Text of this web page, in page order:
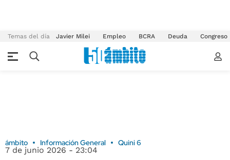
Temas del día Javier Milei Empleo BCRA Deuda Congreso
ámbito Información General Quini 6
7 de junio 2026 - 23:04